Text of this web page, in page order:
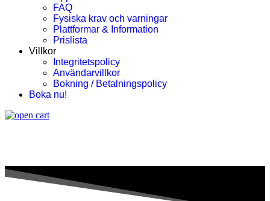
FAQ
Fysiska krav och varningar
Plattformar & Information
Prislista
Villkor
Integritetspolicy
Användarvillkor
Bokning / Betalningspolicy
Boka nu!